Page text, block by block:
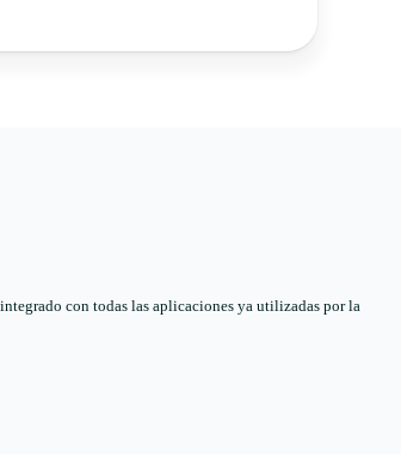
con todas las aplicaciones ya utilizadas por la